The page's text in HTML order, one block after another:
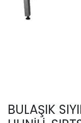
BULAŞIK